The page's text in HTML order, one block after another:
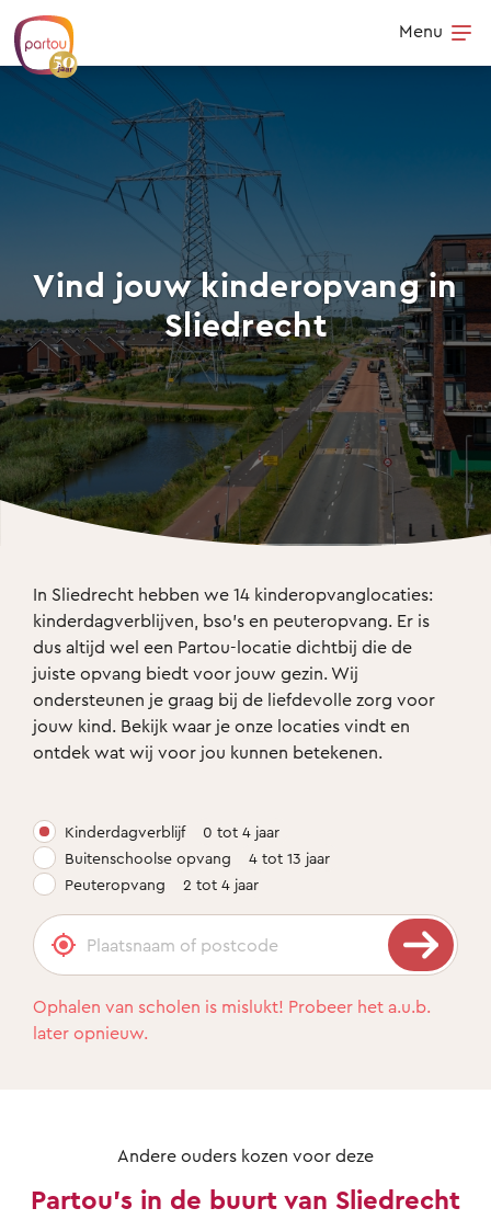
Skip to content
Menu
Vind jouw kinderopvang in
Sliedrecht
In Sliedrecht hebben we 14 kinderopvanglocaties:
kinderdagverblijven, bso’s en peuteropvang. Er is
dus altijd wel een Partou-locatie dichtbij die de
juiste opvang biedt voor jouw gezin. Wij
ondersteunen je graag bij de liefdevolle zorg voor
jouw kind. Bekijk waar je onze locaties vindt en
ontdek wat wij voor jou kunnen betekenen.
Kinderdagverblijf
0 tot 4 jaar
Buitenschoolse opvang
4 tot 13 jaar
Peuteropvang
2 tot 4 jaar
Ophalen van scholen is mislukt! Probeer het a.u.b.
later opnieuw.
Andere ouders kozen voor deze
Partou's in de buurt van Sliedrecht